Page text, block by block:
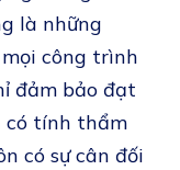
là những
công trình
đảm bảo đạt
có tính thẩm
có sự cân đối